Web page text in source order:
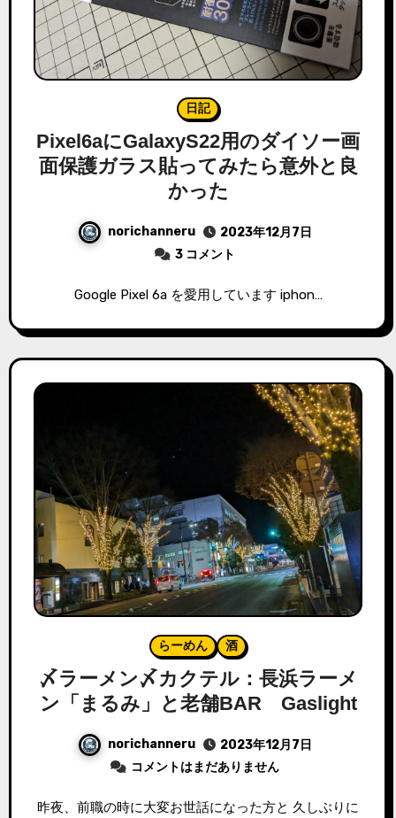
日記
Pixel6aにGalaxyS22用のダイソー画
面保護ガラス貼ってみたら意外と良
かった
norichanneru
2023年12月7日
3 コメント
Google Pixel 6a を愛用しています iphon…
らーめん 酒
〆ラーメン〆カクテル：長浜ラーメ
ン「まるみ」と老舗BAR Gaslight
norichanneru
2023年12月7日
コメントはまだありません
昨夜、前職の時に大変お世話になった方と 久しぶりに